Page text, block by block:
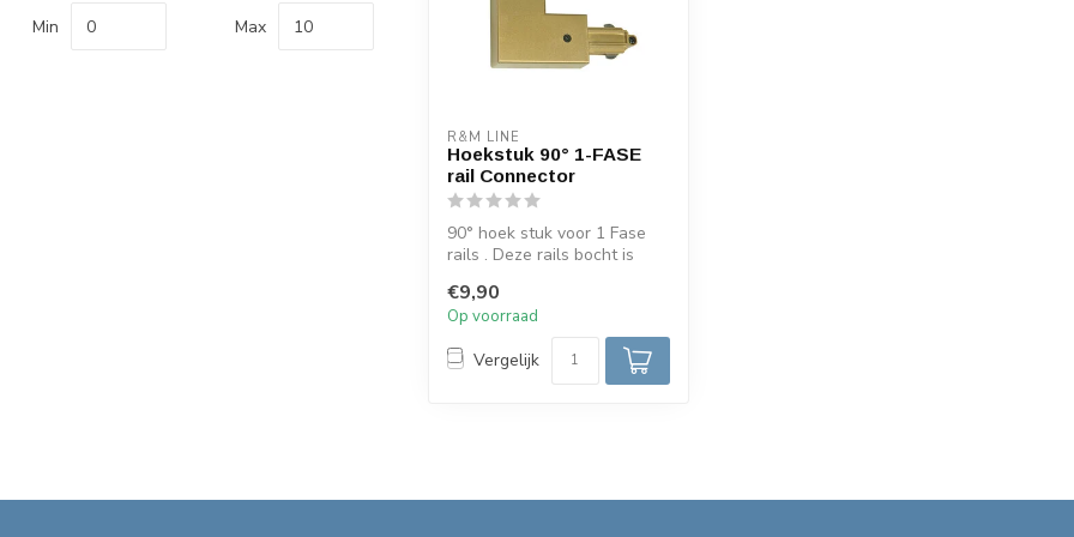
Min Max
R&M LINE
Hoekstuk 90° 1-FASE
rail Connector
90° hoek stuk voor 1 Fase
rails . Deze rails bocht is
€9,90
Op voorraad
Vergelijk